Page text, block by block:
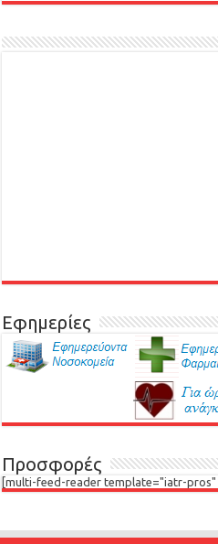
Εφημερίες
Προσφορές
[multi-feed-reader template="iatr-pros"